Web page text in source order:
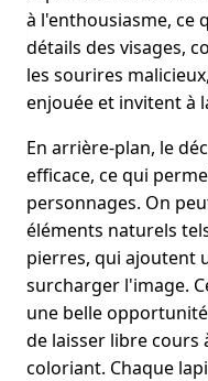
à l'enthousiasme, ce
détails des visages,
les sourires
enjouée et invitent à
En arrière-plan, le
efficace, ce qui
personnages. On
éléments naturels
pierres, qui ajoutent
surcharger l'image.
une belle
de laisser libre
coloriant. Chaque